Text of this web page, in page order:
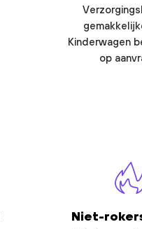
Kinderwagen
op
Niet-